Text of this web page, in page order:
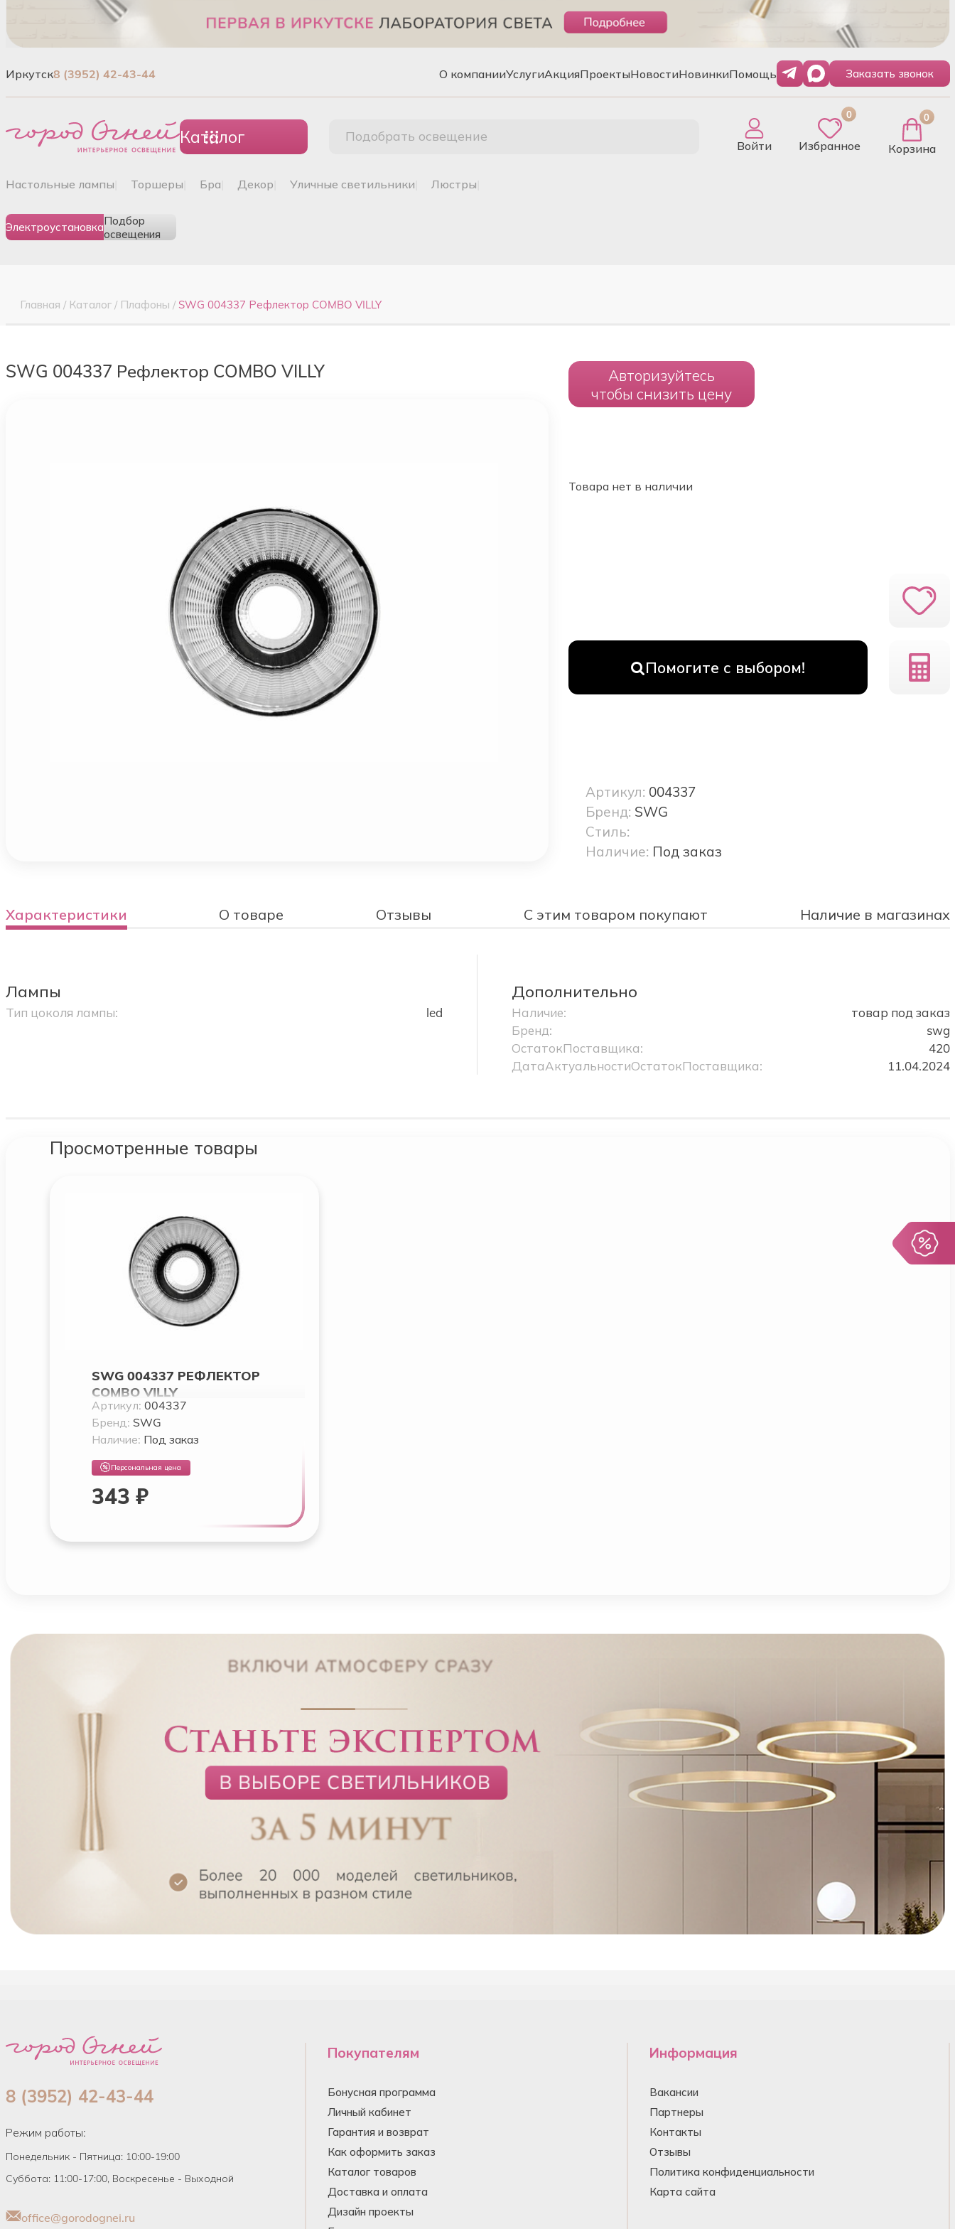
Иркутск8 (3952) 42-43-44 О компанииУслугиАкцияПроектыНовостиНовинкиПомощь Заказать звонок
Каталог Подобрать освещение
Войти
0
Избранное
0
Корзина
настольные лампы торшеры бра декор уличные светильники люстры
ЭлектроустановкаПодбор
освещения
Главная / Каталог / Плафоны / SWG 004337 Рефлектор COMBO VILLY
SWG 004337 Рефлектор COMBO VILLY
Авторизуйтесь
чтобы снизить цену
Товара нет в наличии
Помогите с выбором!
Артикул: 004337
Бренд: SWG
Стиль:
Наличие: Под заказ
Характеристики О товаре Отзывы С этим товаром покупают Наличие в магазинах
Лампы
Тип цоколя лампы: led
Дополнительно
Наличие:
товар под заказ
Бренд:
swg
ОстатокПоставщика:
420
ДатаАктуальностиОстатокПоставщика:
11.04.2024
Просмотренные товары
SWG 004337 РЕФЛЕКТОР
COMBO VILLY
Артикул: 004337
Бренд: SWG
Наличие: Под заказ
Персональная цена
343 ₽
8 (3952) 42-43-44
Режим работы:
Понедельник - Пятница: 10:00-19:00
Суббота: 11:00-17:00, Воскресенье - Выходной
office@gorodognei.ru
Покупателям
Бонусная программа
Личный кабинет
Гарантия и возврат
Как оформить заказ
Каталог товаров
Доставка и оплата
Дизайн проекты
Информация
Вакансии
Партнеры
Контакты
Отзывы
Политика конфиденциальности
Карта сайта